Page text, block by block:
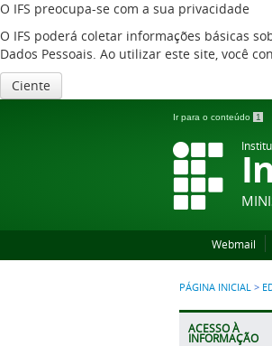
O IFS preocupa-se com a sua privacidade
O IFS poderá coletar informações básicas
Dados Pessoais. Ao utilizar este site, você
Ciente
Ir para o conteúdo 1
Webmail
PÁGINA INICIAL >
ACESSO À
INFORMAÇÃO